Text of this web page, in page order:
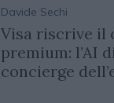
Davide Sechi
Visa riscrive il
premium: l’AI
concierge